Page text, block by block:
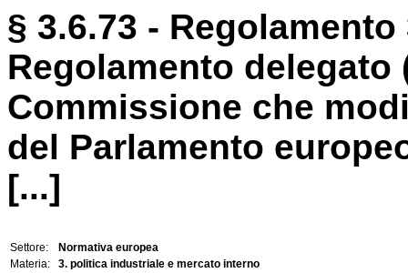
§ 3.6.73 -
Regolamento delegato
Commissione che
del Parlamento
[...]
Settore:
Normativa europea
Materia:
3. politica industriale e mercato interno